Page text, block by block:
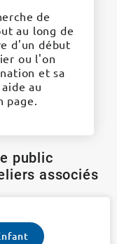
de
au long de
d'un début
ou l'on
et sa
au
page.
public
associés